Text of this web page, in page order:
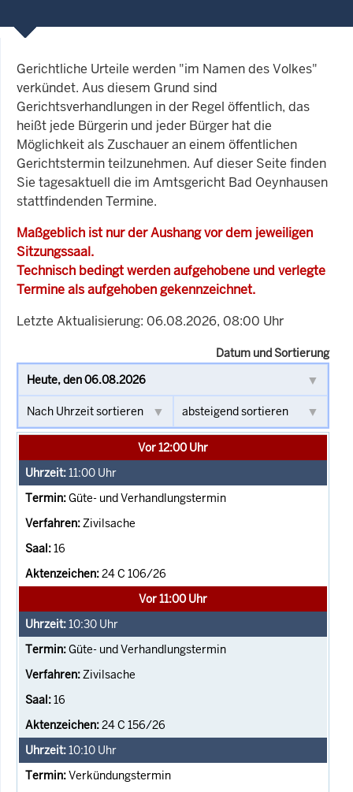
Gerichtliche Urteile werden "im Namen des Volkes"
verkündet. Aus diesem Grund sind
Gerichtsverhandlungen in der Regel öffentlich, das
heißt jede Bürgerin und jeder Bürger hat die
Möglichkeit als Zuschauer an einem öffentlichen
Gerichtstermin teilzunehmen. Auf dieser Seite finden
Sie tagesaktuell die im Amtsgericht Bad Oeynhausen
stattfindenden Termine.
Maßgeblich ist nur der Aushang vor dem jeweiligen
Sitzungssaal.
Technisch bedingt werden aufgehobene und verlegte
Termine als aufgehoben gekennzeichnet.
Letzte Aktualisierung: 06.08.2026, 08:00 Uhr
Datum und Sortierung
Vor 12:00 Uhr
11:00 Uhr
Güte- und Verhandlungstermin
Zivilsache
16
24 C 106/26
Vor 11:00 Uhr
10:30 Uhr
Güte- und Verhandlungstermin
Zivilsache
16
24 C 156/26
10:10 Uhr
Verkündungstermin